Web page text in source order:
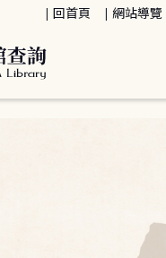
回首頁 網站導覽